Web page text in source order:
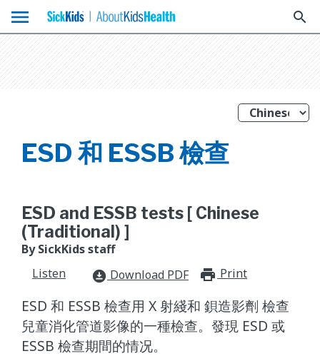
menu search
ESD 和 ESSB 檢查
ESD and ESSB tests [ Chinese
(Traditional) ]
By SickKids staff
Listen
download_for_offline Download PDF Print
ESD 和 ESSB 檢查用 X 射綫和 鋇造影劑 檢查
兒童消化管道影像的一種檢查。發現 ESD 或
ESSB 檢查期間的情况。